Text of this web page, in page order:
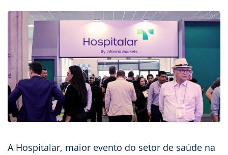
A Hospitalar, maior evento do setor de saúde na